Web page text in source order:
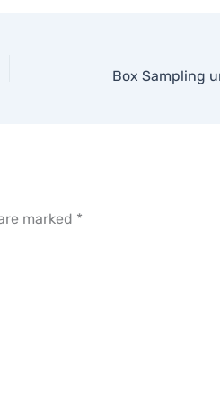
marked *